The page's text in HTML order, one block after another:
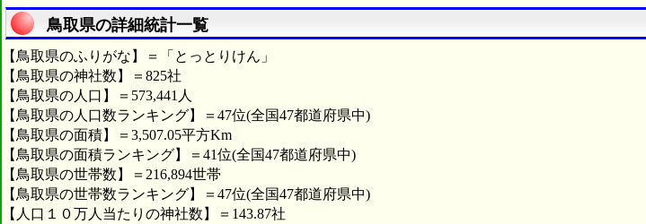
鳥取県の詳細統計一覧
【鳥取県のふりがな】＝「とっとりけん」
【鳥取県の神社数】＝825社
【鳥取県の人口】＝573,441人
【鳥取県の人口数ランキング】＝47位(全国47都道府県中)
【鳥取県の面積】＝3,507.05平方Km
【鳥取県の面積ランキング】＝41位(全国47都道府県中)
【鳥取県の世帯数】＝216,894世帯
【鳥取県の世帯数ランキング】＝47位(全国47都道府県中)
【人口１０万人当たりの神社数】＝143.87社